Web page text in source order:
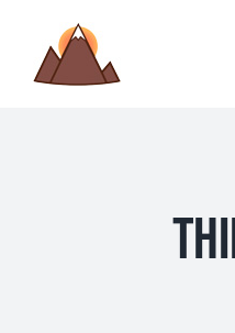
contenu